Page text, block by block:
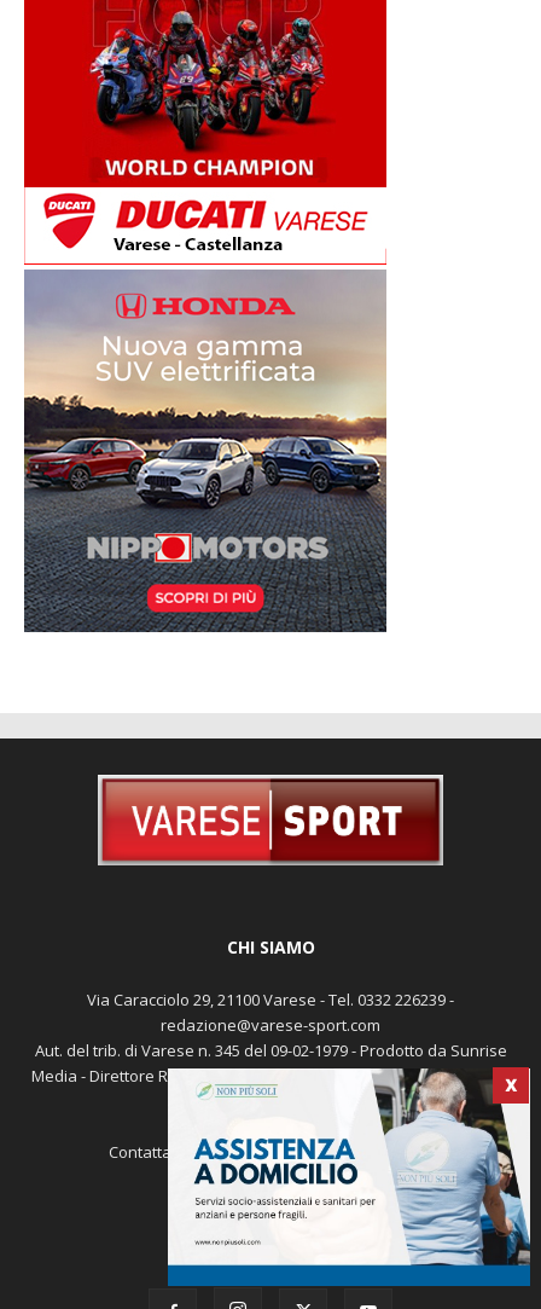
X
CHI SIAMO
Via Caracciolo 29, 21100 Varese - Tel. 0332 226239 -
redazione@varese-sport.com
Aut. del trib. di Varese n. 345 del 09-02-1979 - Prodotto da Sunrise
Media - Direttore Responsabile: Michele Marocco -Cookie policy
Pubblicità
Contattaci: redazione@varese-sport.com
SEGUICI